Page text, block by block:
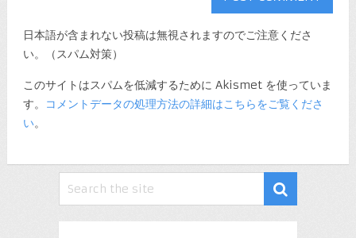
日本語が含まれない投稿は無視されますのでご注意くださ
い。（スパム対策）
このサイトはスパムを低減するために Akismet を使っていま
す。
コメントデータの処理方法の詳細はこちらをご覧くださ
い。